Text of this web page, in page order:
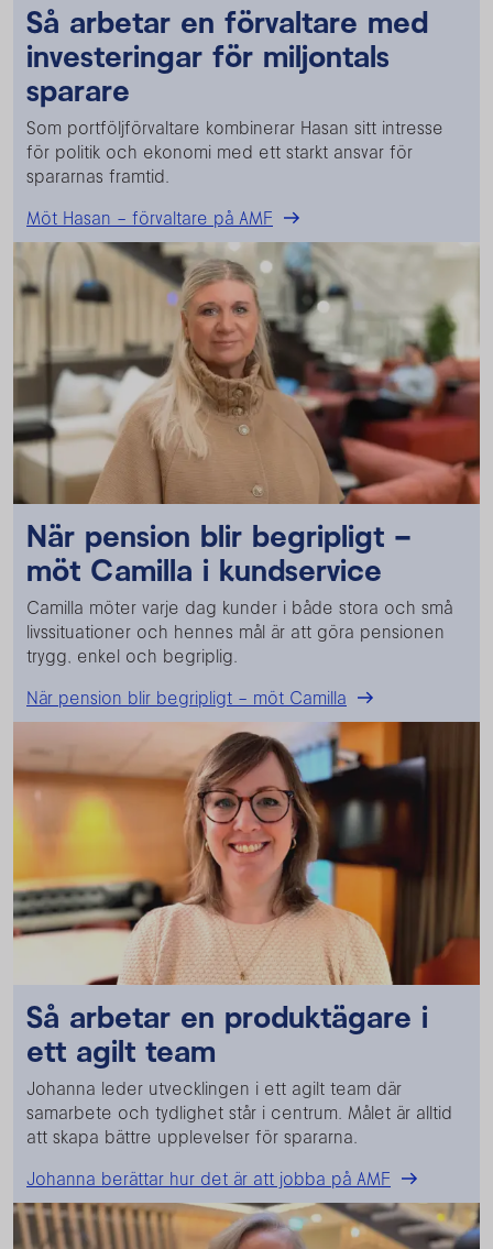
Så arbetar en förvaltare med
investeringar för miljontals
sparare
Som portföljförvaltare kombinerar Hasan sitt intresse
för politik och ekonomi med ett starkt ansvar för
spararnas framtid.
Möt Hasan – förvaltare på AMF
När pension blir begripligt –
möt Camilla i kundservice
Camilla möter varje dag kunder i både stora och små
livssituationer och hennes mål är att göra pensionen
trygg, enkel och begriplig.
När pension blir begripligt – möt Camilla
Så arbetar en produktägare i
ett agilt team
Johanna leder utvecklingen i ett agilt team där
samarbete och tydlighet står i centrum. Målet är alltid
att skapa bättre upplevelser för spararna.
Johanna berättar hur det är att jobba på AMF